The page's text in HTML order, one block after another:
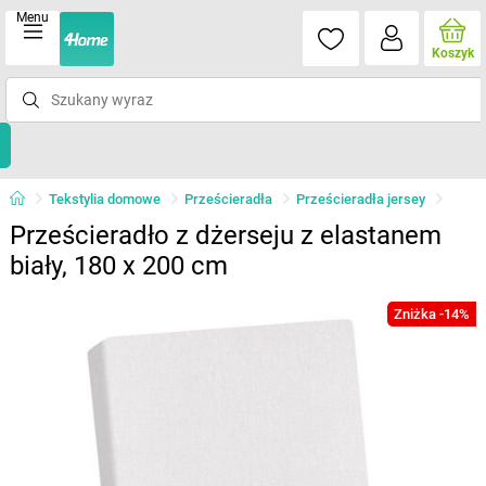
Menu
Koszyk
Tekstylia domowe Prześcieradła Prześcieradła jersey
Prześcieradło z dżerseju z elastanem
biały, 180 x 200 cm
Zniżka -14%